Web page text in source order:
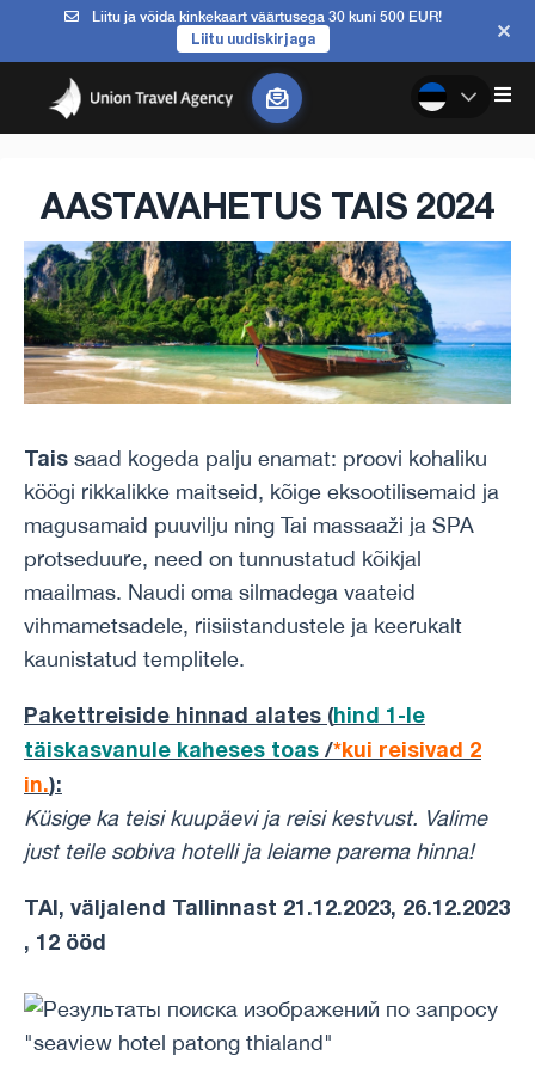
Liitu ja võida kinkekaart väärtusega 30 kuni 500 EUR!
Liitu uudiskirjaga
AASTAVAHETUS TAIS 2024
Tais saad kogeda palju enamat: proovi kohaliku
köögi rikkalikke maitseid, kõige eksootilisemaid ja
magusamaid puuvilju ning Tai massaaži ja SPA
protseduure, need on tunnustatud kõikjal
maailmas. Naudi oma silmadega vaateid
vihmametsadele, riisiistandustele ja keerukalt
kaunistatud templitele.
Pakettreiside hinnad alates (hind 1-le
täiskasvanule kaheses toas /*kui reisivad 2
in.):
Küsige ka teisi kuupäevi ja reisi kestvust. Valime
just teile sobiva hotelli ja leiame parema hinna!
TAI, väljalend Tallinnast 21.12.2023, 26.12.2023
, 12 ööd